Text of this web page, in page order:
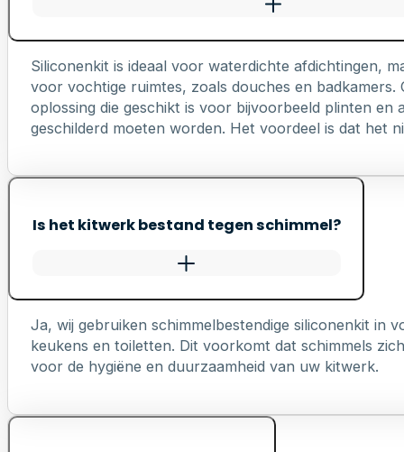
Siliconenkit is ideaal voor waterdichte afdichtingen,
voor vochtige ruimtes, zoals douches en badkamers.
oplossing die geschikt is voor bijvoorbeeld plinten en
geschilderd moeten worden. Het voordeel is dat het
Is het kitwerk bestand tegen schimmel?
Ja, wij gebruiken schimmelbestendige siliconenkit in
keukens en toiletten. Dit voorkomt dat schimmels
voor de hygiëne en duurzaamheid van uw kitwerk.